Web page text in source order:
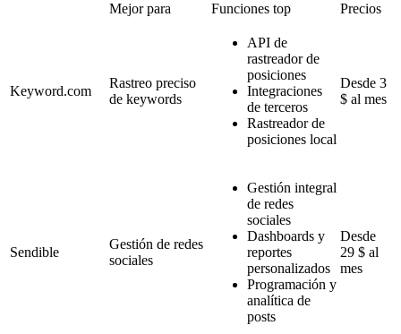
Mejor para Funciones top Precios
Keyword.com
Rastreo preciso
de keywords
API de
rastreador de
posiciones
Integraciones
de terceros
Rastreador de
posiciones local
Desde 3
$ al mes
Sendible
Gestión de redes
sociales
Gestión integral
de redes
sociales
Dashboards y
reportes
personalizados
Programación y
analítica de
posts
Desde
29 $ al
mes